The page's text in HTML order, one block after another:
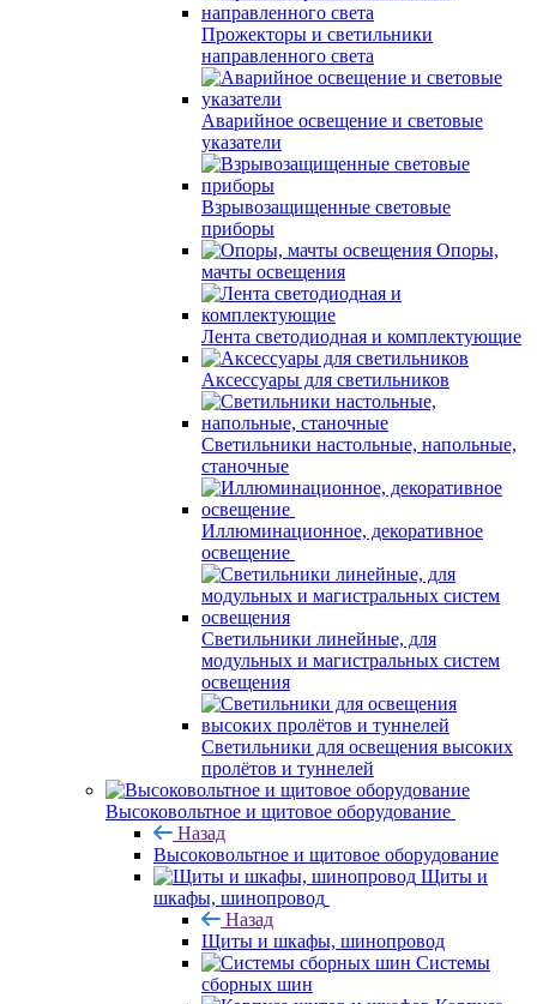
Прожекторы и светильники
направленного света
Аварийное освещение и световые
указатели
Взрывозащищенные световые
приборы
Опоры,
мачты освещения
Лента светодиодная и комплектующие
Аксессуары для светильников
Светильники настольные, напольные,
станочные
Иллюминационное, декоративное
освещение
Светильники линейные, для
модульных и магистральных систем
освещения
Светильники для освещения высоких
пролётов и туннелей
Высоковольтное и щитовое оборудование
Назад
Высоковольтное и щитовое оборудование
Щиты и
шкафы, шинопровод
Назад
Щиты и шкафы, шинопровод
Системы
сборных шин